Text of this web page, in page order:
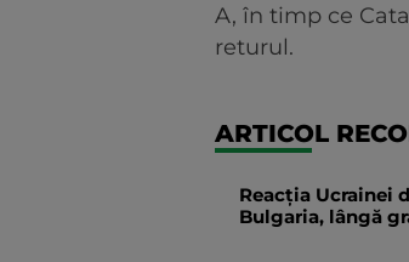
A, în timp ce
returul.
ARTICOL
Reacția Ucrainei
Bulgaria, lângă